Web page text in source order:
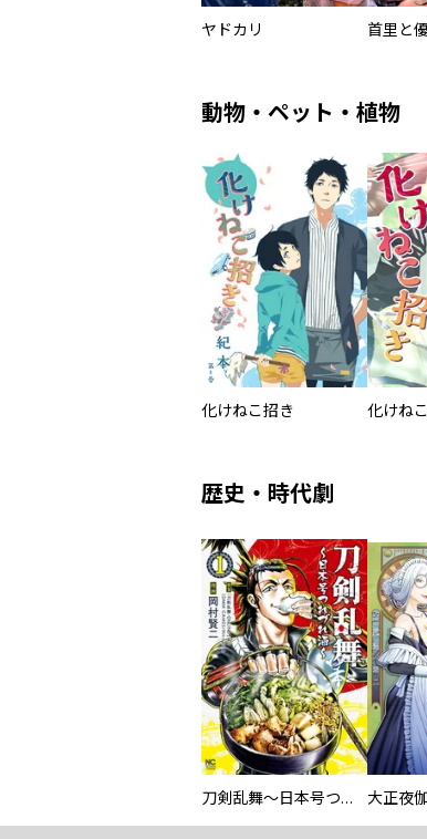
ヤドカリ 首里と
動物・ペット・植物
化けねこ招き
歴史・時代劇
刀剣乱舞～日本号つれづれ酒～